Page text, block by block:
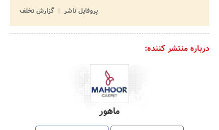
پروفایل ناشر
گزارش تخلف
درباره منتشر کننده:
ماهور